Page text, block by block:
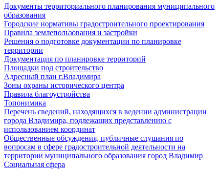
Документы территориального планирования муниципального
образования
Городские нормативы градостроительного проектирования
Правила землепользования и застройки
Решения о подготовке документации по планировке
территории
Документация по планировке территорий
Площадки под строительство
Адресный план г.Владимира
Зоны охраны исторического центра
Правила благоустройства
Топонимика
Перечень сведений, находящихся в ведении администрации
города Владимира, подлежащих представлению с
использованием координат
Общественные обсуждения, публичные слушания по
вопросам в сфере градостроительной деятельности на
территории муниципального образования город Владимир
Социальная сфера